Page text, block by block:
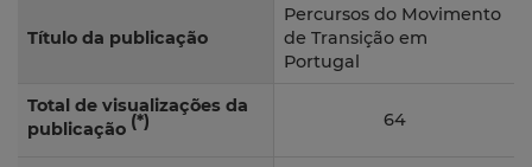
Título da publicação
Percursos do Movimento
de Transição em
Portugal
Total de visualizações da
publicação (*) 64